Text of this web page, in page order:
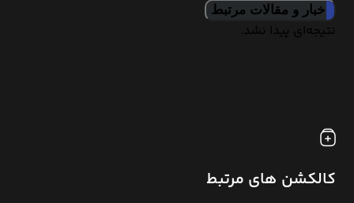
اخبار و مقالات مرتبط
نتیجه‌ای پیدا نشد.
کالکشن های مرتبط